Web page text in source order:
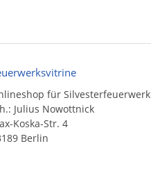
für Silvesterfeuerwerk
Julius Nowottnick
Koska-Str. 4
Berlin